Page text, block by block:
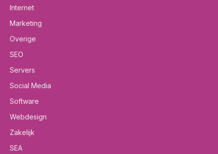
Internet
Marketing
Overige
SEO
Servers
Social Media
Software
Webdesign
Zakelijk
SEA